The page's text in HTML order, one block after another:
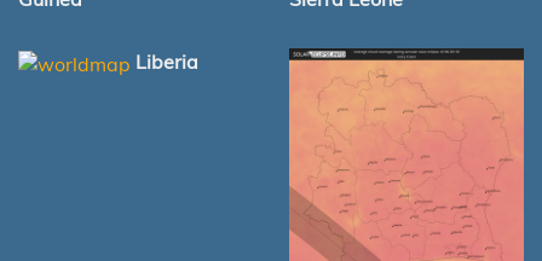
Liberia